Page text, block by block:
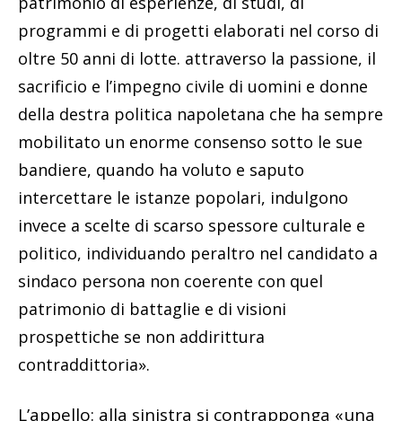
programmi e di progetti elaborati nel corso di
oltre 50 anni di lotte. attraverso la passione, il
sacrificio e l’impegno civile di uomini e donne
della destra politica napoletana che ha sempre
mobilitato un enorme consenso sotto le sue
bandiere, quando ha voluto e saputo
intercettare le istanze popolari, indulgono
invece a scelte di scarso spessore culturale e
politico, individuando peraltro nel candidato a
sindaco persona non coerente con quel
patrimonio di battaglie e di visioni
prospettiche se non addirittura
contraddittoria».
L’appello: alla sinistra si contrapponga «una